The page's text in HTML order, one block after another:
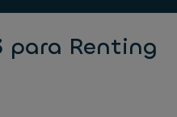
para Renting